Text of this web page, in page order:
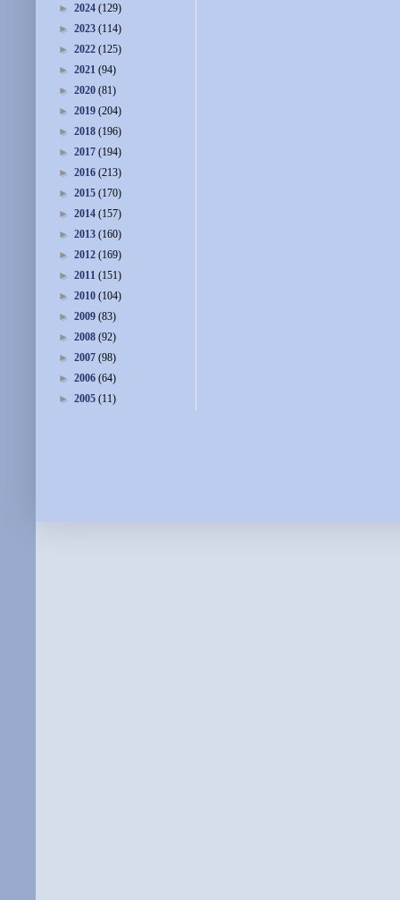
► 2024 (129)
► 2023 (114)
► 2022 (125)
► 2021 (94)
► 2020 (81)
► 2019 (204)
► 2018 (196)
► 2017 (194)
► 2016 (213)
► 2015 (170)
► 2014 (157)
► 2013 (160)
► 2012 (169)
► 2011 (151)
► 2010 (104)
► 2009 (83)
► 2008 (92)
► 2007 (98)
► 2006 (64)
► 2005 (11)